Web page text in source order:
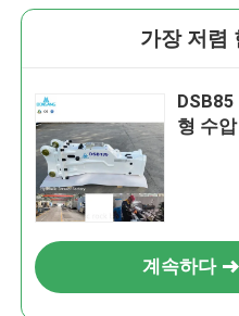
가장 저렴
형 수
계속하다